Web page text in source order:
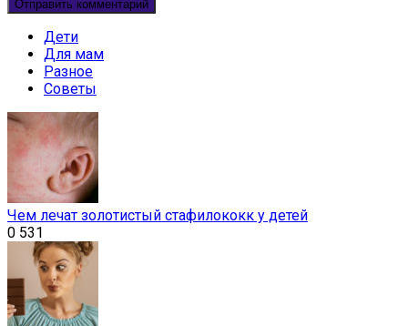
Дети
Для мам
Разное
Советы
Чем лечат золотистый стафилококк у детей
0 531